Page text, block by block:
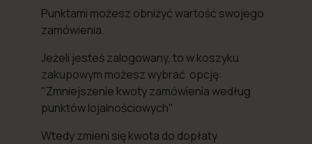
Punktami możesz obniżyć wartość swojego
zamówienia.
Jeżeli jesteś zalogowany, to w koszyku
zakupowym możesz wybrać opcję:
"Zmniejszenie kwoty zamówienia według
punktów lojalnościowych"
Wtedy zmieni się kwota do dopłaty